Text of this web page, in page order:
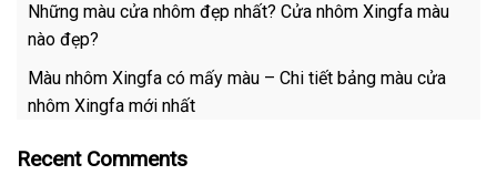
Những màu cửa nhôm đẹp nhất? Cửa nhôm Xingfa màu
nào đẹp?
Màu nhôm Xingfa có mấy màu – Chi tiết bảng màu cửa
nhôm Xingfa mới nhất
Recent Comments